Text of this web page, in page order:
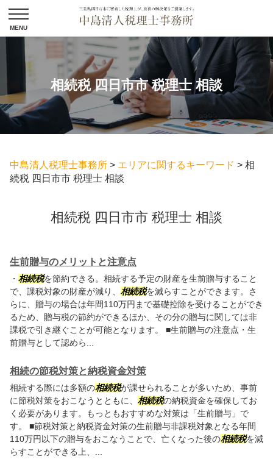
相続税 四日市市 税理士 相談
中島清人税理士事務所 > エリアに関するキーワード > 相
続税 四日市市 税理士 相談
相続税 四日市市 税理士 相談
生前贈与のメリットと注意点
・ 相続税を節約できる。相続する予定の財産を生前贈与すること
で、課税対象の財産が減り、 相続税を減らすことができます。さ
らに、贈与の場合は年間110万円まで基礎控除を受けることができ
るため、贈与税の節約ができるほか、その分の贈与に関しては非
課税で引き継ぐことが可能となります。 ■生前贈与の注意点・生
前贈与として認めら...
相続の節税対策と納税資金対策
相続する際には多額の相続税が課せられることが多いため、事前
に節税対策をおこなうとともに、 相続税の納税資金を確保してお
く必要があります。もっともおすすめな対策は「生前贈与」で
す。 ■節税対策と納税資金対策の生前贈与非課税対象となる年間
110万円以下の贈与をおこなうことで、亡くなった後の相続税を減
らすことができる上、...